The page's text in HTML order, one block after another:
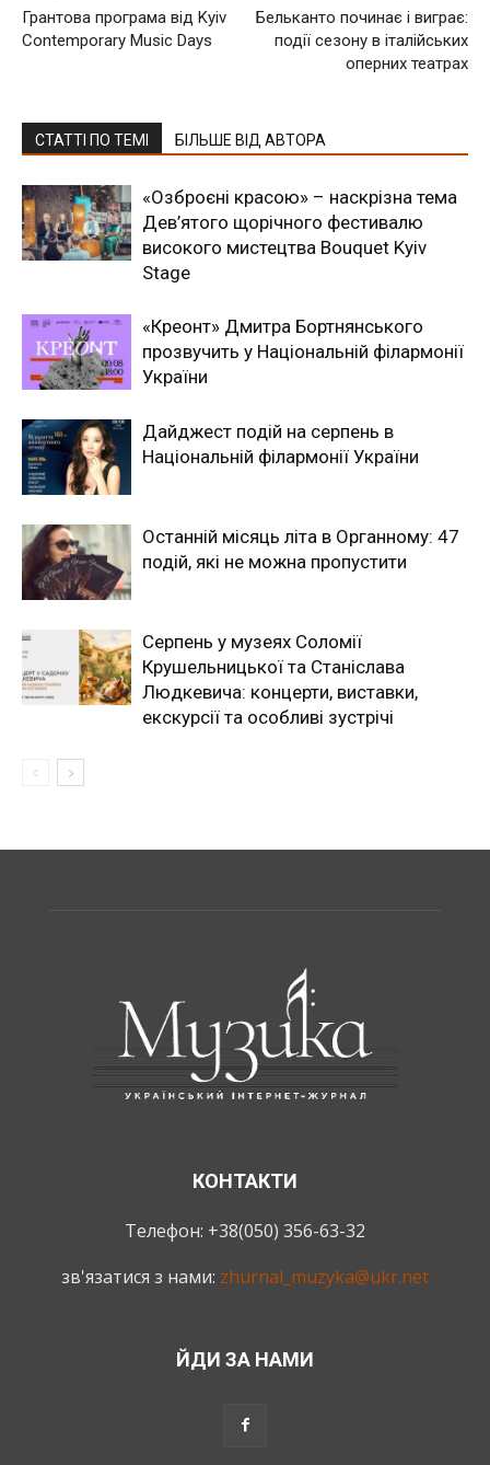
Грантова програма від Kyiv
Contemporary Music Days
Бельканто починає і виграє:
події сезону в італійських
оперних театрах
СТАТТІ ПО ТЕМІ БІЛЬШЕ ВІД АВТОРА
«Озброєні красою» – наскрізна тема
Дев’ятого щорічного фестивалю
високого мистецтва Bouquet Kyiv
Stage
«Креонт» Дмитра Бортнянського
прозвучить у Національній філармонії
України
Дайджест подій на серпень в
Національній філармонії України
Останній місяць літа в Органному: 47
подій, які не можна пропустити
Серпень у музеях Соломії
Крушельницької та Станіслава
Людкевича: концерти, виставки,
екскурсії та особливі зустрічі
КОНТАКТИ
Телефон: +38(050) 356-63-32
зв'язатися з нами: zhurnal_muzyka@ukr.net
ЙДИ ЗА НАМИ